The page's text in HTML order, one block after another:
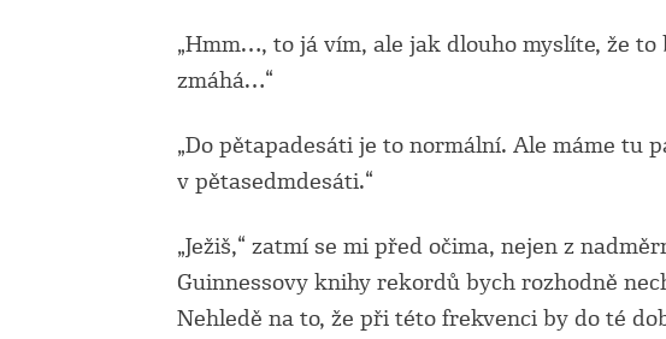
„Hmm…, to já vím, ale jak dlouho myslíte, že to
zmáhá…“
„Do pětapadesáti je to normální. Ale máme tu
v pětasedmdesáti.“
„Ježiš,“ zatmí se mi před očima, nejen z
Guinnessovy knihy rekordů bych rozhodně
Nehledě na to, že při této frekvenci by do té